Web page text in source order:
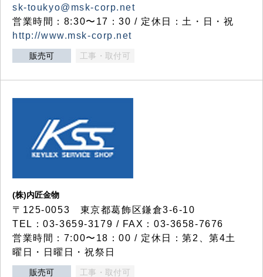
sk-toukyo@msk-corp.net
営業時間：8:30〜17：30 / 定休日：土・日・祝
http://www.msk-corp.net
販売可 工事・取付可
(株)内匠金物
〒125-0053 東京都葛飾区鎌倉3-6-10
TEL：03-3659-3179 / FAX：03-3658-7676
営業時間：7:00〜18：00 / 定休日：第2、第4土
曜日・日曜日・祝祭日
販売可 工事・取付可